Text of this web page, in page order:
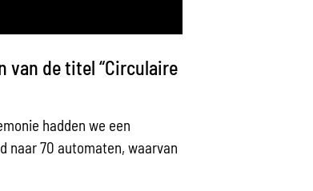
van de titel “Circulaire
hadden we een
naar 70 automaten, waarvan